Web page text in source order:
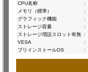
CPU名称
:
メモリ（標準）
:
グラフィック機能
:
ストレージ容量
:
ストレージ増設スロット有無 :
VESA
:
プリインストールOS
: